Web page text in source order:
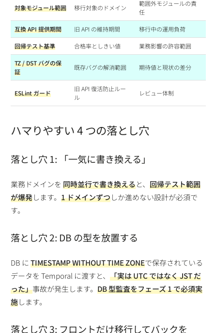
対象モジュール範囲 移行対象のドメイン
範囲外モジュールの責
任
互換 API 提供期間 旧 API の維持期間 移行中の運用負荷
回帰テスト基準 合格率としきい値 業務影響の許容範囲
TZ / DST バグの保
証
既存バグの解消範囲 期待値と現状の差分
ESLint ガード
旧 API 復活防止ルー
ル
レビュー体制
ハマりやすい 4 つの落とし穴
落とし穴 1: 「一気に書き換える」
業務ドメインを同時並行で書き換えると、回帰テスト範囲
が爆発します。1 ドメインずつしか進めない設計が必須で
す。
落とし穴 2: DB の型を放置する
DB にTIMESTAMP WITHOUT TIME ZONEで保存されている
データを Temporal に渡すと、「実は UTC ではなく JST だ
った」事故が発生します。DB 型監査をフェーズ 1 で必須実
施します。
落とし穴 3: フロントだけ移行してバックを